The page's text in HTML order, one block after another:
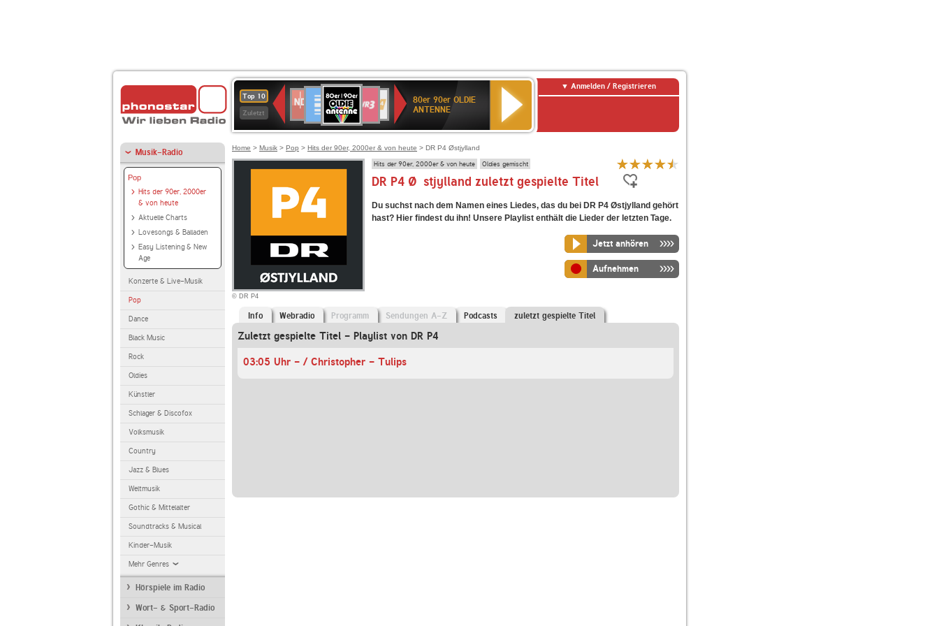
Top 10
Zuletzt
Deutschlandfunk
80er
90er
OLDIE
ANTENNE
SWR3
SWR
Kultur
NDR
2
80er 90er OLDIE
ANTENNE
Anmelden / Registrieren
Musik-Radio
Pop
Hits der 90er, 2000er
& von heute
Aktuelle Charts
Lovesongs & Balladen
Easy Listening & New
Age
Konzerte & Live-Musik
Pop
Dance
Black Music
Rock
Oldies
Künstler
Schlager & Discofox
Volksmusik
Country
Jazz & Blues
Weltmusik
Gothic & Mittelalter
Soundtracks & Musical
Kinder-Musik
Mehr Genres
Hörspiele im Radio
Wort- & Sport-Radio
Home > Musik > Pop > Hits der 90er, 2000er & von heute > DR P4 Østjylland
© DR P4
Hits der 90er, 2000er & von heute Oldies gemischt
DR P4 Østjylland zuletzt gespielte Titel
Du suchst nach dem Namen eines Liedes, das du bei DR P4 Østjylland gehört
hast? Hier findest du ihn! Unsere Playlist enthält die Lieder der letzten Tage.
Jetzt anhören
Aufnehmen
Info Webradio Programm Sendungen A-Z Podcasts zuletzt gespielte Titel
Zuletzt gespielte Titel - Playlist von DR P4
03:05 Uhr - / Christopher - Tulips